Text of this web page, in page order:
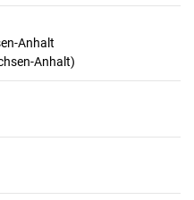
Anhalt
Anhalt)